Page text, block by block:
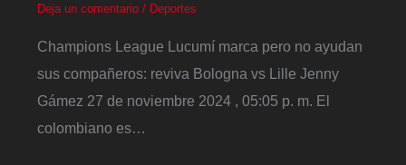
Deja un comentario / Deportes
Champions League Lucumí marca pero no ayudan
sus compañeros: reviva Bologna vs Lille Jenny
Gámez 27 de noviembre 2024 , 05:05 p. m. El
colombiano es…